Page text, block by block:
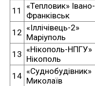
11
«Тепловик» Івано-
Франківськ
12 «Іллічівець-2»
Маріуполь
13 «Нікополь-НПГУ»
Нікополь
14 «Суднобудівник»
Миколаїв